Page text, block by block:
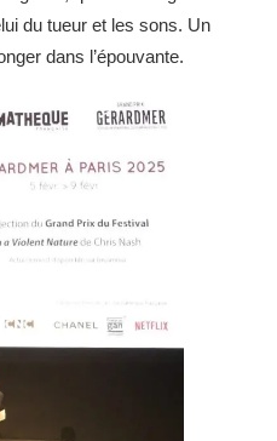
du tueur et les sons. Un
dans l’épouvante.